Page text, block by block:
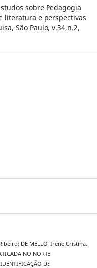
sobre Pedagogia
literatura e perspectivas
São Paulo, v.34,n.2,
DE MELLO, Irene Cristina.
NO NORTE
IDENTIFICAÇÃO DE